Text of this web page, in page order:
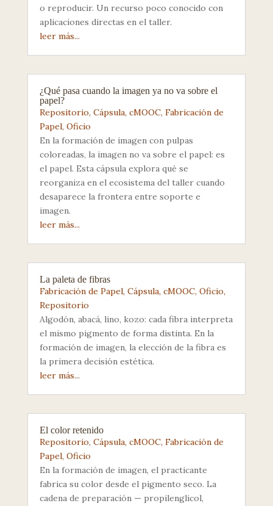
o reproducir. Un recurso poco conocido con
aplicaciones directas en el taller.
leer más...
¿Qué pasa cuando la imagen ya no va sobre el
papel?
Repositorio, Cápsula, cMOOC, Fabricación de
Papel, Oficio
En la formación de imagen con pulpas
coloreadas, la imagen no va sobre el papel: es
el papel. Esta cápsula explora qué se
reorganiza en el ecosistema del taller cuando
desaparece la frontera entre soporte e
imagen.
leer más...
La paleta de fibras
Fabricación de Papel, Cápsula, cMOOC, Oficio,
Repositorio
Algodón, abacá, lino, kozo: cada fibra interpreta
el mismo pigmento de forma distinta. En la
formación de imagen, la elección de la fibra es
la primera decisión estética.
leer más...
El color retenido
Repositorio, Cápsula, cMOOC, Fabricación de
Papel, Oficio
En la formación de imagen, el practicante
fabrica su color desde el pigmento seco. La
cadena de preparación — propilenglicol,